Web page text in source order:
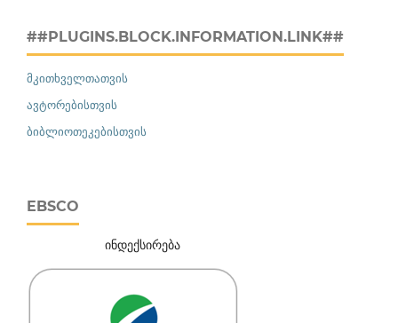
##PLUGINS.BLOCK.INFORMATION.LINK##
მკითხველთათვის
ავტორებისთვის
ბიბლიოთეკებისთვის
EBSCO
ინდექსირება